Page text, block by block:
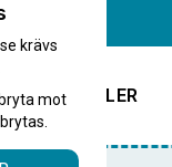
ELLER
krävs
mot